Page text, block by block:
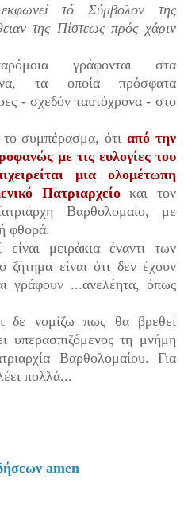
εκφωνεί τό Σύμβολον της
της Πίστεως πρός χάριν
γράφονται στα
τα οποία πρόσφατα
- σχεδόν ταυτόχρονα - στο
το συμπέρασμα, ότιαπό την
με τις ευλογίες του
μια ολομέτωπη
Πατριαρχείοκαι τον
Βαρθολομαίο, με
φθορά.
μειράκια έναντι των
είναι ότι δεν έχουν
γράφουν ...ανελέητα, όπως
δε νομίζω πως θα βρεθεί
υπερασπιζόμενος τη μνήμη
Βαρθολομαίου. Για
πολλά...
amen